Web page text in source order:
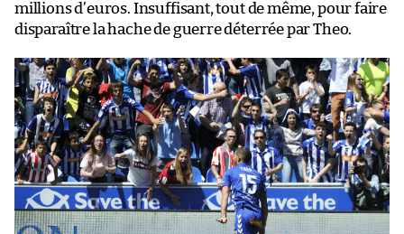
millions d’euros. Insuffisant, tout de même, pour faire
disparaître la hache de guerre déterrée par Theo.